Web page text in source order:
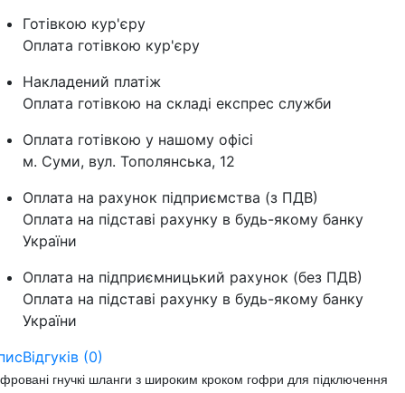
Готівкою кур'єру
Оплата готівкою кур'єру
Накладений платіж
Оплата готівкою на складі експрес служби
Оплата готівкою у нашому офісі
м. Суми, вул. Тополянська, 12
Оплата на рахунок підприємства (з ПДВ)
Оплата на підставі рахунку в будь-якому банку
України
Оплата на підприємницький рахунок (без ПДВ)
Оплата на підставі рахунку в будь-якому банку
України
Відгуків (0)
гнучкі шланги з широким кроком гофри для підключення